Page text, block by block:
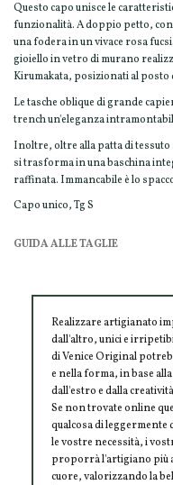
Questo capo unisce le
funzionalità. A doppio petto,
una fodera in un vivace rosa
gioiello in vetro di murano
Kirumakata, posizionati al
Le tasche oblique di grande
trench un'eleganza
Inoltre, oltre alla patta di
si trasforma in una baschina
raffinata. Immancabile è lo
Capo unico, Tg S
GUIDA ALLE TAGLIE
Realizzare artigianato
dall'altro, unici e
di Venice Original
e nella forma, in base
dall'estro e dalla
Se non trovate online
qualcosa di leggermente
le vostre necessità, i
proporrà l'artigiano più
cuore, valorizzando la